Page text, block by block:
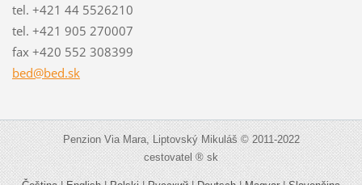
tel. +421 44 5526210
tel. +421 905 270007
fax +420 552 308399
bed@bed.sk
Penzion Via Mara, Liptovský Mikuláš © 2011-2022
cestovatel ® sk